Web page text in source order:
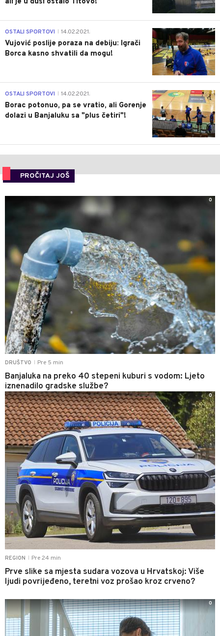
ali je u duši ostalo Titovo!
1
OSTALI SPORTOVI 14.02.2021.
Vujović poslije poraza na debiju: Igrači
Borca kasno shvatili da mogu!
3
OSTALI SPORTOVI 14.02.2021.
Borac potonuo, pa se vratio, ali Gorenje
dolazi u Banjaluku sa "plus četiri"!
PROČITAJ JOŠ
DRUŠTVO Pre 5 min
Banjaluka na preko 40 stepeni kuburi s vodom: Ljeto
iznenadilo gradske službe?
0
REGION Pre 24 min
Prve slike sa mjesta sudara vozova u Hrvatskoj: Više
ljudi povrijeđeno, teretni voz prošao kroz crveno?
0
0